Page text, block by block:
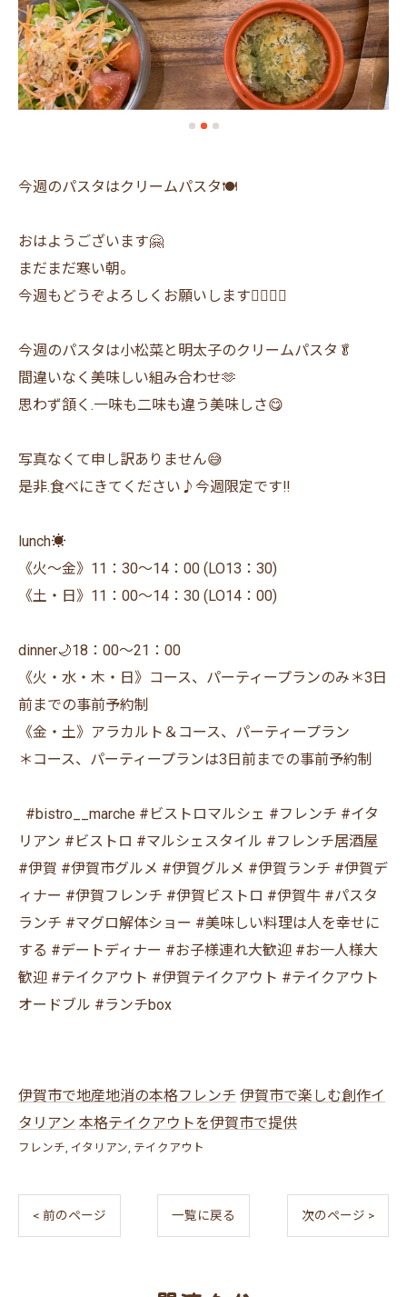
今週のパスタはクリームパスタ🍽
おはようございます🤗
まだまだ寒い朝。
今週もどうぞよろしくお願いします🙇‍♂️🙇‍♀️
今週のパスタは小松菜と明太子のクリームパスタ🥬
間違いなく美味しい組み合わせ🫶
思わず頷く.一味も二味も違う美味しさ😋
写真なくて申し訳ありません😅
是非.食べにきてください♪今週限定です‼️
lunch☀️
《火〜金》11：30〜14：00 (LO13：30)
《土・日》11：00〜14：30 (LO14：00)
dinner🌙18：00〜21：00
《火・水・木・日》コース、パーティープランのみ＊3日
前までの事前予約制
《金・土》アラカルト＆コース、パーティープラン
＊コース、パーティープランは3日前までの事前予約制
⁡ ⁡ #bistro__marche #ビストロマルシェ #フレンチ #イタ
リアン #ビストロ #マルシェスタイル #フレンチ居酒屋
#伊賀 #伊賀市グルメ #伊賀グルメ #伊賀ランチ #伊賀デ
ィナー #伊賀フレンチ #伊賀ビストロ #伊賀牛 #パスタ
ランチ #マグロ解体ショー #美味しい料理は人を幸せに
する #デートディナー #お子様連れ大歓迎 #お一人様大
歓迎 #テイクアウト #伊賀テイクアウト #テイクアウト
オードブル #ランチbox
伊賀市で地産地消の本格フレンチ 伊賀市で楽しむ創作イ
タリアン 本格テイクアウトを伊賀市で提供
フレンチ イタリアン テイクアウト
< 前のページ 一覧に戻る 次のページ >